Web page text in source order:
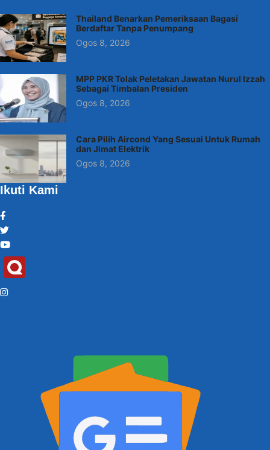
Thailand Benarkan Pemeriksaan Bagasi
Berdaftar Tanpa Penumpang
Ogos 8, 2026
MPP PKR Tolak Peletakan Jawatan Nurul Izzah
Sebagai Timbalan Presiden
Ogos 8, 2026
Cara Pilih Aircond Yang Sesuai Untuk Rumah
dan Jimat Elektrik
Ogos 8, 2026
Ikuti Kami